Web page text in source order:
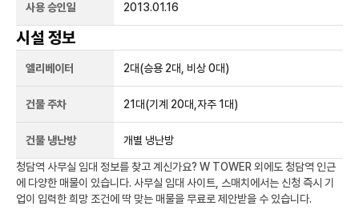
사용 승인일 2013.01.16
시설 정보
엘리베이터 2대(승용 2대, 비상 0대)
건물 주차 21 대(기계 20대,자주 1대)
건물 냉난방 개별 냉난방
청담역 사무실 임대 정보를 찾고 계신가요? W TOWER 외에도 청담역 인근
에 다양한 매물이 있습니다. 사무실 임대 사이트, 스매치에서는 신청 즉시 기
업이 입력한 희망 조건에 딱 맞는 매물을 무료로 제안받을 수 있습니다.